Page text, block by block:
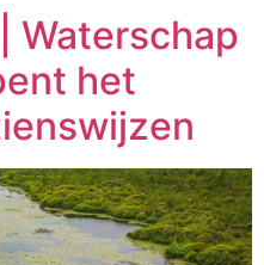
Waterschap
het